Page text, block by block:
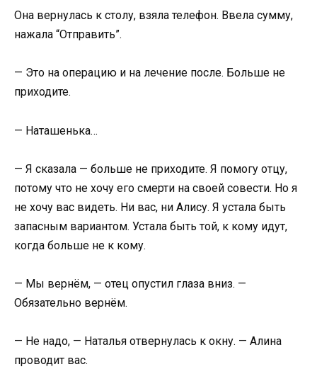
Она вернулась к столу, взяла телефон. Ввела сумму,
нажала “Отправить”.
— Это на операцию и на лечение после. Больше не
приходите.
— Наташенька…
— Я сказала — больше не приходите. Я помогу отцу,
потому что не хочу его смерти на своей совести. Но я
не хочу вас видеть. Ни вас, ни Алису. Я устала быть
запасным вариантом. Устала быть той, к кому идут,
когда больше не к кому.
— Мы вернём, — отец опустил глаза вниз. —
Обязательно вернём.
— Не надо, — Наталья отвернулась к окну. — Алина
проводит вас.